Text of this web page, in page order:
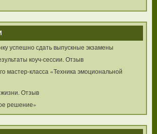
успешно сдать выпускные экзамены
коуч-сессии. Отзыв
мастер-класса «Техника эмоциональной
Отзыв
решение»